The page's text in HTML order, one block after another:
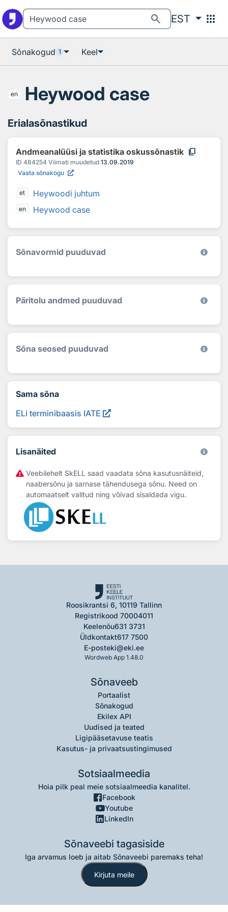
search EST apps
Sõnakogud 1 Keel
en Heywood case
Erialasõnastikud
Andmeanalüüsi ja statistika oskussõnastik content_copy
ID 484254 Viimati muudetud 13.09.2019
Vaata sõnakogu
et Heywoodi juhtum
en Heywood case
Sõnavormid puuduvad
Päritolu andmed puuduvad
Sõna seosed puuduvad
Sama sõna
ELi terminibaasis IATE
Lisanäited
Veebilehelt SkELL saad vaadata sõna kasutusnäiteid,
naabersõnu ja sarnase tähendusega sõnu. Need on
automaatselt valitud ning võivad sisaldada vigu.
Roosikrantsi 6, 10119 Tallinn
Registrikood 70004011
Keelenõu631 3731
Üldkontakt617 7500
E-posteki@eki.ee
Wordweb App 1.48.0
Sõnaveeb
Portaalist
Sõnakogud
Ekilex API
Uudised ja teated
Ligipääsetavuse teatis
Kasutus- ja privaatsustingimused
Sotsiaalmeedia
Hoia pilk peal meie sotsiaalmeedia kanalitel.
Facebook
Youtube
LinkedIn
Sõnaveebi tagasiside
Iga arvamus loeb ja aitab Sõnaveebi paremaks teha!
Kirjuta meile